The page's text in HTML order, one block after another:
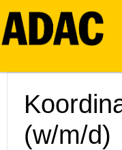
(w/m/d)